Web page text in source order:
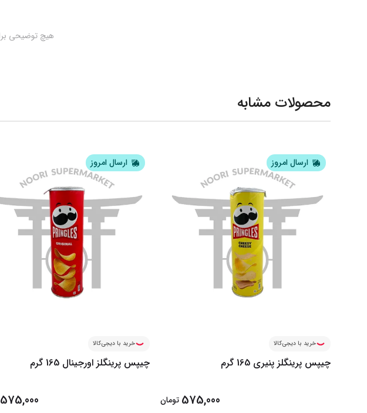
هیچ توضیحی برای این محصول اضافه نشده است.
محصولات مشابه
ارسال امروز
خرید با دیجی‌کالا
چیپس پرینگلز پنیری 165 گرم
575,000 تومان
ارسال امروز
خرید با دیجی‌کالا
چیپس پرینگلز اورجینال 165 گرم
575,000